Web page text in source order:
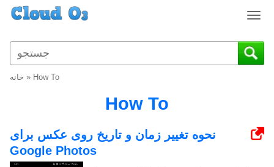
T
g
g
i
خانه » How To
How To
نحوه تغییر زمان و تاریخ روی عکس برای
Google Photos